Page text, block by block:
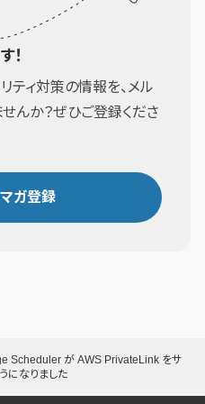
！
ティ対策の情報を、メル
んか？ぜひご登録くださ
ガ登録
Scheduler が AWS PrivateLink をサ
になりました